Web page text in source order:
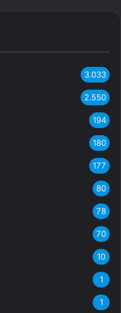
3.033
2.550
194
180
177
80
78
70
10
1
1